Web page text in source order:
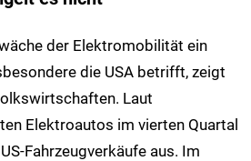
der Elektromobilität ein
die USA betrifft, zeigt
Laut
Elektroautos im vierten Quartal
Fahrzeugverkäufe aus. Im